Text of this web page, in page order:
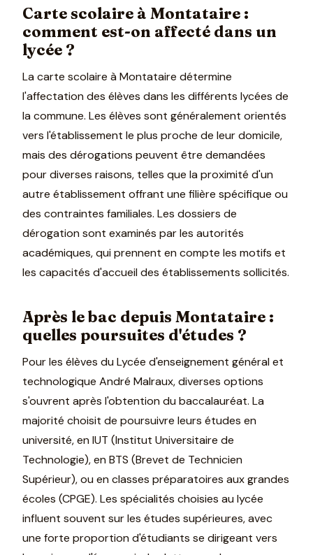
Carte scolaire à Montataire :
comment est-on affecté dans un
lycée ?
La carte scolaire à Montataire détermine
l'affectation des élèves dans les différents lycées de
la commune. Les élèves sont généralement orientés
vers l'établissement le plus proche de leur domicile,
mais des dérogations peuvent être demandées
pour diverses raisons, telles que la proximité d'un
autre établissement offrant une filière spécifique ou
des contraintes familiales. Les dossiers de
dérogation sont examinés par les autorités
académiques, qui prennent en compte les motifs et
les capacités d'accueil des établissements sollicités.
Après le bac depuis Montataire :
quelles poursuites d'études ?
Pour les élèves du Lycée d'enseignement général et
technologique André Malraux, diverses options
s'ouvrent après l'obtention du baccalauréat. La
majorité choisit de poursuivre leurs études en
université, en IUT (Institut Universitaire de
Technologie), en BTS (Brevet de Technicien
Supérieur), ou en classes préparatoires aux grandes
écoles (CPGE). Les spécialités choisies au lycée
influent souvent sur les études supérieures, avec
une forte proportion d'étudiants se dirigeant vers